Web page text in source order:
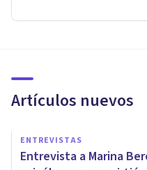
Artículos nuevos
ENTREVISTAS
Entrevista a Marina